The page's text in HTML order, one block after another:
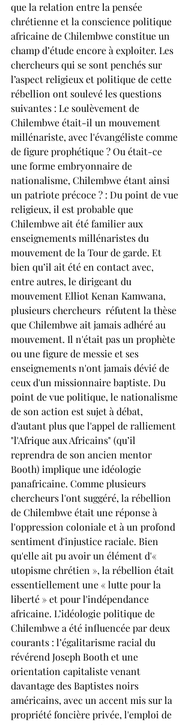
que la relation entre la pensée
chrétienne et la conscience politique
africaine de Chilembwe constitue un
champ d’étude encore à exploiter. Les
chercheurs qui se sont penchés sur
l’aspect religieux et politique de cette
rébellion ont soulevé les questions
suivantes : Le soulèvement de
Chilembwe était-il un mouvement
millénariste, avec l'évangéliste comme
de figure prophétique ? Ou était-ce
une forme embryonnaire de
nationalisme, Chilembwe étant ainsi
un patriote précoce ? : Du point de vue
religieux, il est probable que
Chilembwe ait été familier aux
enseignements millénaristes du
mouvement de la Tour de garde. Et
bien qu’il ait été en contact avec,
entre autres, le dirigeant du
mouvement Elliot Kenan Kamwana,
plusieurs chercheurs  réfutent la thèse
que Chilembwe ait jamais adhéré au
mouvement. Il n'était pas un prophète
ou une figure de messie et ses
enseignements n'ont jamais dévié de
ceux d'un missionnaire baptiste. Du
point de vue politique, le nationalisme
de son action est sujet à débat,
d’autant plus que l'appel de ralliement
"l'Afrique aux Africains" (qu’il
reprendra de son ancien mentor
Booth) implique une idéologie
panafricaine. Comme plusieurs
chercheurs l'ont suggéré, la rébellion
de Chilembwe était une réponse à
l'oppression coloniale et à un profond
sentiment d'injustice raciale. Bien
qu'elle ait pu avoir un élément d'«
utopisme chrétien », la rébellion était
essentiellement une « lutte pour la
liberté » et pour l'indépendance
africaine. L’idéologie politique de
Chilembwe a été influencée par deux
courants : l’égalitarisme racial du
révérend Joseph Booth et une
orientation capitaliste venant
davantage des Baptistes noirs
américains, avec un accent mis sur la
propriété foncière privée, l'emploi de